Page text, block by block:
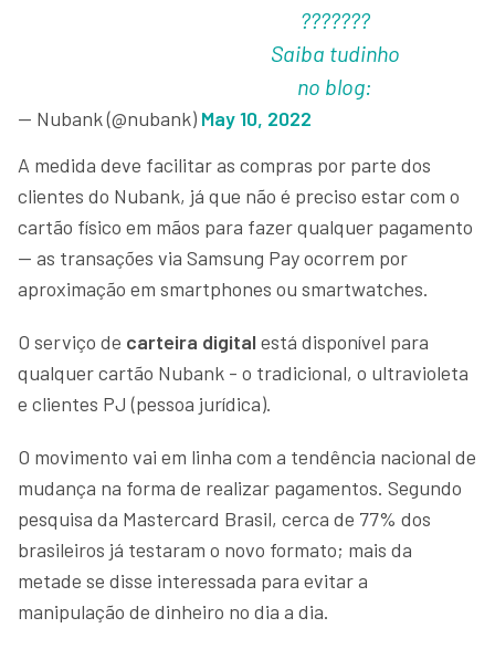
???????
Saiba tudinho
no blog:
— Nubank (@nubank) May 10, 2022
A medida deve facilitar as compras por parte dos
clientes do Nubank, já que não é preciso estar com o
cartão físico em mãos para fazer qualquer pagamento
— as transações via Samsung Pay ocorrem por
aproximação em smartphones ou smartwatches.
O serviço de carteira digital está disponível para
qualquer cartão Nubank - o tradicional, o ultravioleta
e clientes PJ (pessoa jurídica).
O movimento vai em linha com a tendência nacional de
mudança na forma de realizar pagamentos. Segundo
pesquisa da Mastercard Brasil, cerca de 77% dos
brasileiros já testaram o novo formato; mais da
metade se disse interessada para evitar a
manipulação de dinheiro no dia a dia.